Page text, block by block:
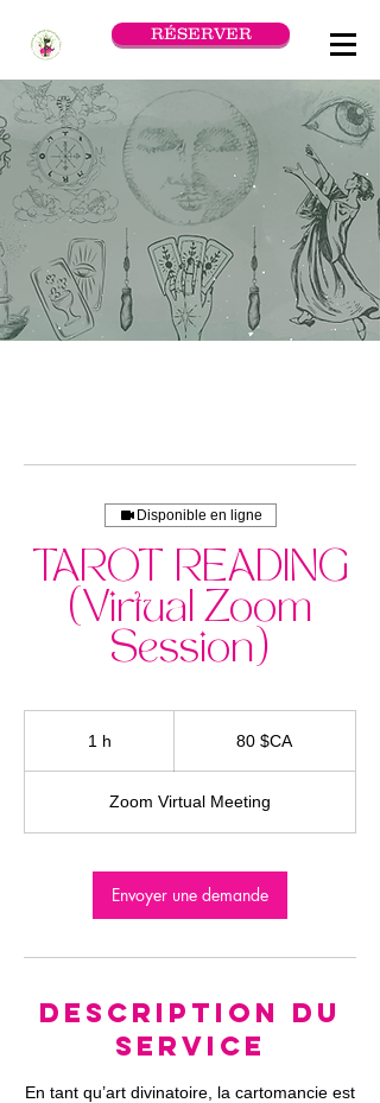
RÉSERVER
Disponible en ligne
TAROT READING
(Virtual Zoom
Session)
1 h 80 $CA
Zoom Virtual Meeting
Envoyer une demande
Description du
service
En tant qu’art divinatoire, la cartomancie est